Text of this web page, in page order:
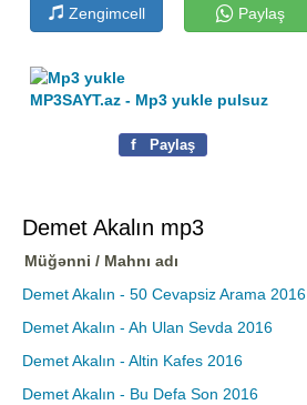
Zengimcell Paylaş
MP3SAYT.az - Mp3 yukle pulsuz
f Paylaş
Demet Akalın mp3
Müğənni / Mahnı adı
Demet Akalın - 50 Cevapsiz Arama 2016
Demet Akalın - Ah Ulan Sevda 2016
Demet Akalın - Altin Kafes 2016
Demet Akalın - Bu Defa Son 2016